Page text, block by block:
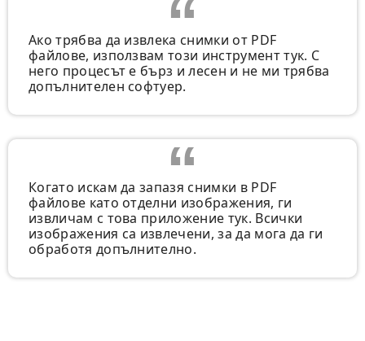
Ако трябва да извлека снимки от PDF
файлове, използвам този инструмент тук. С
него процесът е бърз и лесен и не ми трябва
допълнителен софтуер.
Когато искам да запазя снимки в PDF
файлове като отделни изображения, ги
извличам с това приложение тук. Всички
изображения са извлечени, за да мога да ги
обработя допълнително.